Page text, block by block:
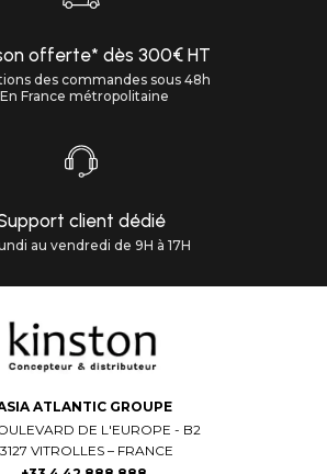
offerte* dès 300€ HT
des commandes sous 48h
France métropolitaine
client dédié
au vendredi de 9H à 17H
ATLANTIC GROUPE
DE L'EUROPE - B2
VITROLLES – FRANCE